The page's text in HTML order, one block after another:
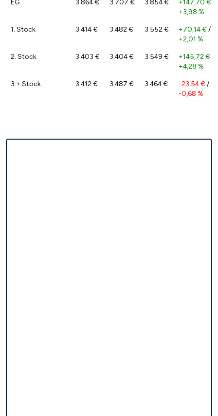
EG 3.864 € 3.707 € 3.854 € +147,70 €
+3,98 %
1. Stock 3.414 € 3.482 € 3.552 € +70,14 € /
+2,01 %
2. Stock 3.403 € 3.404 € 3.549 € +145,72 € /
+4,28 %
3.+ Stock 3.412 € 3.487 € 3.464 € -23,54 € /
-0,68 %